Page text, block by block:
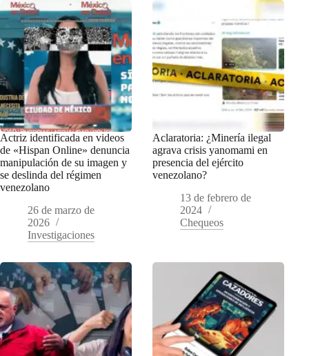
Actriz identificada en videos
de «Hispan Online» denuncia
manipulación de su imagen y
se deslinda del régimen
venezolano
26 de marzo de
2026
Investigaciones
Aclaratoria: ¿Minería ilegal
agrava crisis yanomami en
presencia del ejército
venezolano?
13 de febrero de
2024
Chequeos